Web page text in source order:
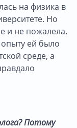
на физика в
Но
и не пожалела.
ей было
среде, а
Потому